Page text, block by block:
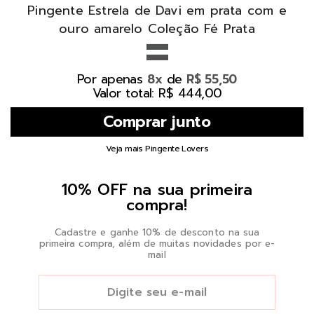
Pingente Estrela de Davi em prata com e
ouro amarelo Coleção Fé Prata
=
Por apenas 8x de R$ 55,50
Valor total: R$ 444,00
Veja mais Pingente Lovers
10% OFF na sua primeira
compra!
Cadastre e ganhe 10% de desconto na sua
primeira compra, além de muitas novidades por e-
mail